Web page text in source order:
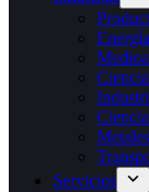
Servicios